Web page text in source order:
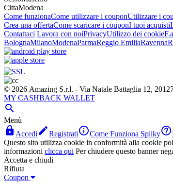
CittaModena
Come funzionaCome utilizzare i couponUtilizzare i
Crea una offertaCome scaricare i couponI tuoi acquisti
Contattaci Lavora con noiPrivacyUtilizzo dei cookie
BolognaMilanoModenaParmaReggio EmiliaRavenna
© 2026 Amazing S.r.l. - Via Natale Battaglia 12,
MY CASHBACK WALLET

Menù
 Accedi RegistratiCome Funziona Spiiky
Questo sito utilizza cookie in conformità alla cookie
informazioni clicca qui Per chiudere questo banner
Accetta e chiudi
Rifiuta
Coupon